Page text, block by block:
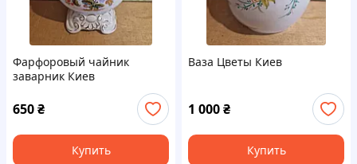
Фарфоровый чайник
заварник Киев
650₴
Купить
Ваза Цветы Киев
1 000₴
Купить